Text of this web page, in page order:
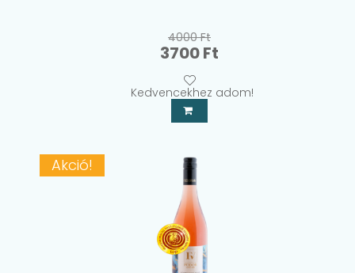
4000Ft
Original
price
was:
4000 Ft.
3700Ft
is:
Kedvencekhez adom!
Akció!